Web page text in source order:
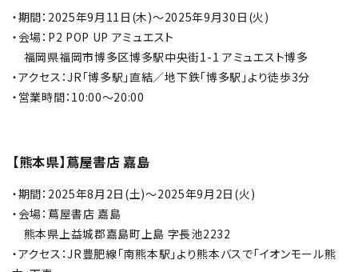
・期間：2025年9月11日(木)～2025年9月30日(火)
・会場：P2 POP UP アミュエスト
福岡県福岡市博多区博多駅中央街1-1 アミュエスト博多
・アクセス：JR「博多駅」直結／地下鉄「博多駅」より徒歩3分
・営業時間：10:00～20:00
【熊本県】蔦屋書店 嘉島
・期間：2025年8月2日(土)～2025年9月2日(火)
・会場：蔦屋書店 嘉島
熊本県上益城郡嘉島町上島 字長池2232
・アクセス：JR豊肥線「南熊本駅」より熊本バスで「イオンモール熊